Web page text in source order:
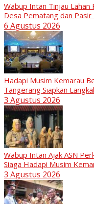
Wabup Intan Tinjau Lahan
Desa Pematang dan
6 Agustus 2026
Hadapi Musim Kemarau
Tangerang Siapkan
3 Agustus 2026
Wabup Intan Ajak ASN
Siaga Hadapi Musim
3 Agustus 2026